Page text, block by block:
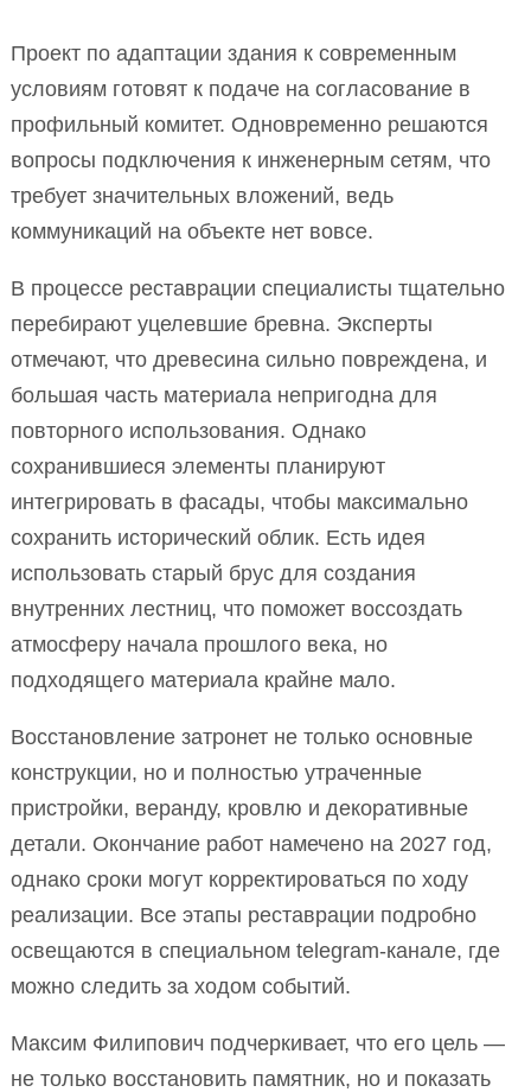
Проект по адаптации здания к современным
условиям готовят к подаче на согласование в
профильный комитет. Одновременно решаются
вопросы подключения к инженерным сетям, что
требует значительных вложений, ведь
коммуникаций на объекте нет вовсе.
В процессе реставрации специалисты тщательно
перебирают уцелевшие бревна. Эксперты
отмечают, что древесина сильно повреждена, и
большая часть материала непригодна для
повторного использования. Однако
сохранившиеся элементы планируют
интегрировать в фасады, чтобы максимально
сохранить исторический облик. Есть идея
использовать старый брус для создания
внутренних лестниц, что поможет воссоздать
атмосферу начала прошлого века, но
подходящего материала крайне мало.
Восстановление затронет не только основные
конструкции, но и полностью утраченные
пристройки, веранду, кровлю и декоративные
детали. Окончание работ намечено на 2027 год,
однако сроки могут корректироваться по ходу
реализации. Все этапы реставрации подробно
освещаются в специальном telegram-канале, где
можно следить за ходом событий.
Максим Филипович подчеркивает, что его цель —
не только восстановить памятник, но и показать